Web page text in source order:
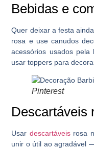
Bebidas e
Quer deixar a festa
rosa e use canudos
acessórios usados
usar toppers para
Pinterest
Descartáveis
Usar descartáveis rosa
unir o útil ao agradável